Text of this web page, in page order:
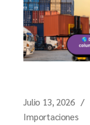
Julio 13, 2026
Importaciones